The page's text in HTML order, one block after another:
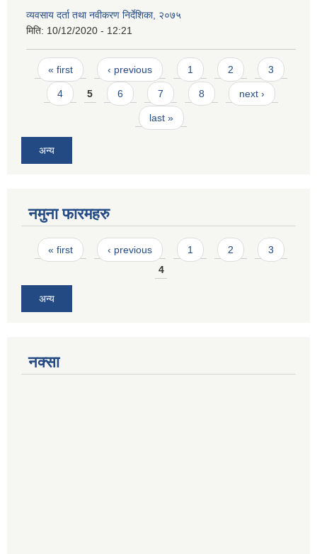
व्यवसाय दर्ता तथा नवीकरण निर्देशिका, २०७५
मिति: 10/12/2020 - 12:21
Pages
« first ‹ previous 1 2 3
4 5 6 7 8 next ›
last »
अन्य
नमुना फारमहरु
Pages
« first ‹ previous 1 2
3
4
अन्य
नक्सा